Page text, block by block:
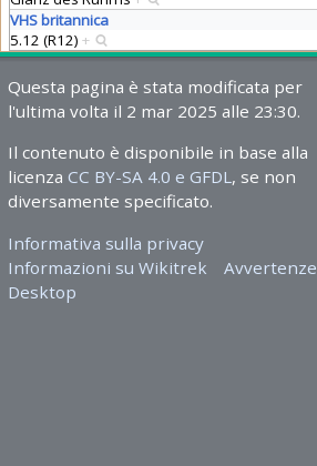
VHS britannica
5.12 (R12) +
Questa pagina è stata modificata per
l'ultima volta il 2 mar 2025 alle 23:30.
Il contenuto è disponibile in base alla
licenza CC BY-SA 4.0 e GFDL, se non
diversamente specificato.
Informativa sulla privacy
Informazioni su Wikitrek
Avvertenze
Desktop